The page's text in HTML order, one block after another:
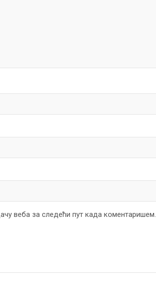
веба за следећи пут када коментаришем.